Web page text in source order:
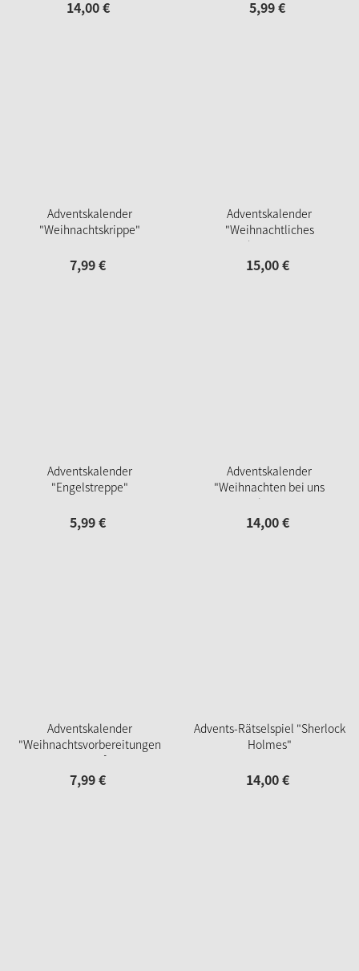
14,00€ 5,99€
Adventskalender
"Weihnachtskrippe"
7,99€
Adventskalender
"Weihnachtliches
Stadtpanorama"
15,00€
Adventskalender
"Engelstreppe"
5,99€
Adventskalender
"Weihnachten bei uns
Zuhause"
14,00€
Adventskalender
"Weihnachtsvorbereitungen
im Dorf"
7,99€
Advents-Rätselspiel "Sherlock
Holmes"
14,00€